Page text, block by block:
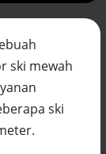
ski mewah
ski
kekerasan
pagar